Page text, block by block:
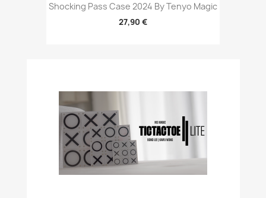
Shocking Pass Case 2024 By Tenyo Magic
27,90 €